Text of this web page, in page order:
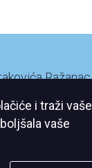
Ražanac
i traži vaše
vaše